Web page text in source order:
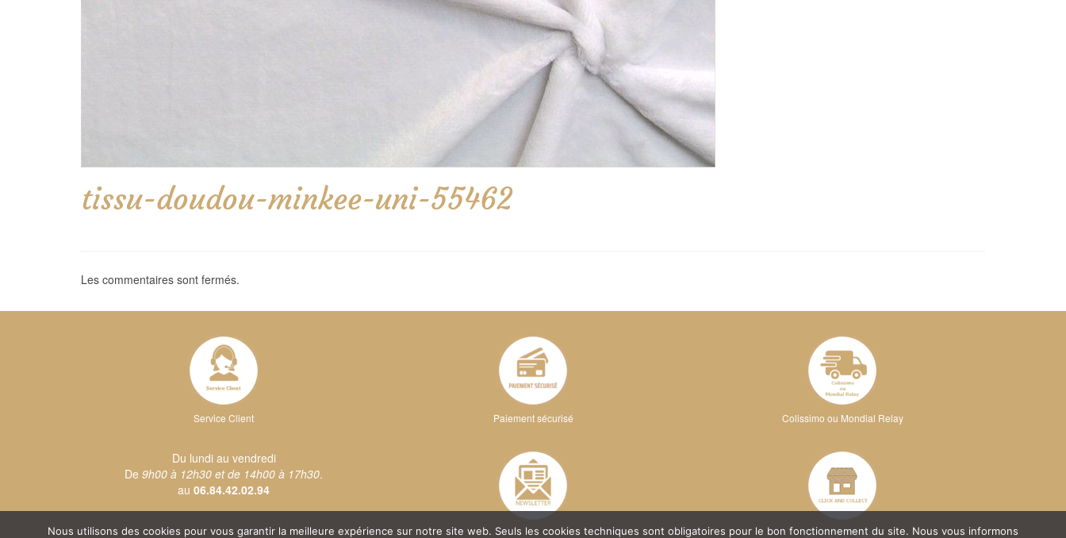
tissu-doudou-minkee-uni-55462
Les commentaires sont fermés.
Service Client
Du lundi au vendredi
De 9h00 à 12h30 et de 14h00 à 17h30.
au 06.84.42.02.94
Paiement sécurisé Colissimo ou Mondial Relay
Sur RDV à l'atelier
Nous utilisons des cookies pour vous garantir la meilleure expérience sur notre site web. Seuls les cookies techniques sont obligatoires pour le bon fonctionnement du site. Nous vous informons